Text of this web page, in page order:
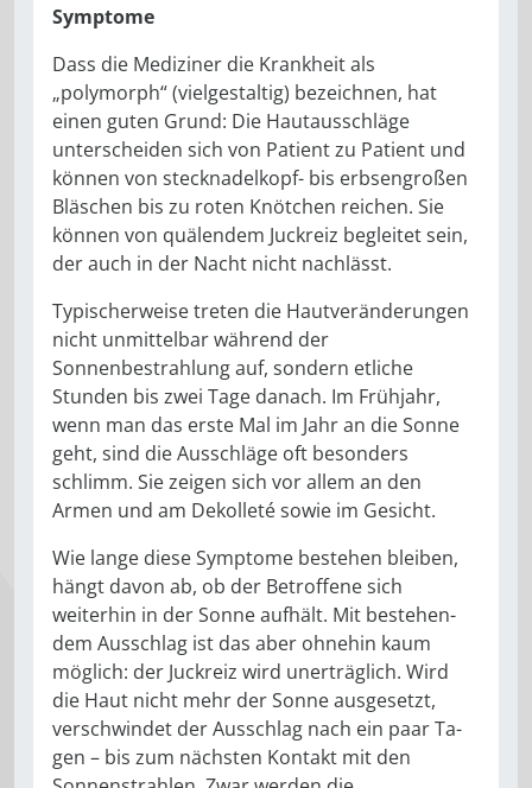
Symptome
Dass die Mediziner die Krankheit als
„polymorph“ (vielgestaltig) bezeich­nen, hat
einen guten Grund: Die Hautausschläge
unterscheiden sich von Patient zu Patient und
können von stecknadelkopf- bis erbsengro­ßen
Bläschen bis zu roten Knötchen reichen. Sie
können von quälendem Juckreiz begleitet sein,
der auch in der Nacht nicht nachlässt.
Typischerweise treten die Hautver­änderungen
nicht unmittelbar wäh­rend der
Sonnenbestrahlung auf, sondern etliche
Stunden bis zwei Tage danach. Im Frühjahr,
wenn man das erste Mal im Jahr an die Sonne
geht, sind die Ausschläge oft beson­ders
schlimm. Sie zeigen sich vor al­lem an den
Armen und am Dekolle­té sowie im Gesicht.
Wie lange diese Symptome be­stehen bleiben,
hängt davon ab, ob der Betroffene sich
weiterhin in der Sonne aufhält. Mit bestehen­
dem Ausschlag ist das aber ohnehin kaum
möglich: der Juckreiz wird un­erträglich. Wird
die Haut nicht mehr der Sonne ausgesetzt,
verschwin­det der Ausschlag nach ein paar Ta­
gen – bis zum nächsten Kontakt mit den